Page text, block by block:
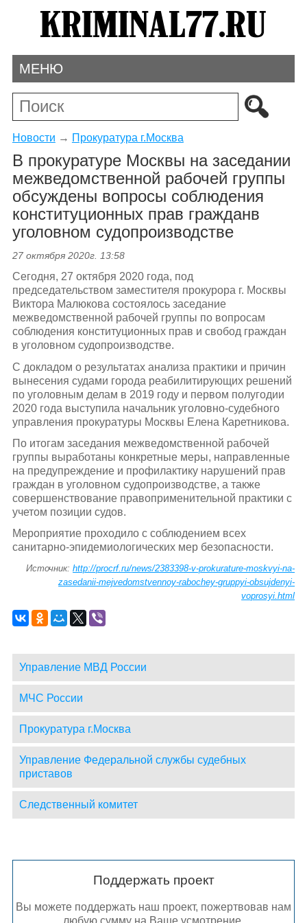
МЕНЮ
Новости → Прокуратура г.Москва
В прокуратуре Москвы на заседании
межведомственной рабочей группы
обсуждены вопросы соблюдения
конституционных прав гражданв
уголовном судопроизводстве
27 октября 2020г. 13:58
Сегодня, 27 октября 2020 года, под
председательством заместителя прокурора г. Москвы
Виктора Малюкова состоялось заседание
межведомственной рабочей группы по вопросам
соблюдения конституционных прав и свобод граждан
в уголовном судопроизводстве.
С докладом о результатах анализа практики и причин
вынесения судами города реабилитирующих решений
по уголовным делам в 2019 году и первом полугодии
2020 года выступила начальник уголовно-судебного
управления прокуратуры Москвы Елена Каретникова.
По итогам заседания межведомственной рабочей
группы выработаны конкретные меры, направленные
на предупреждение и профилактику нарушений прав
граждан в уголовном судопроизводстве, а также
совершенствование правоприменительной практики с
учетом позиции судов.
Мероприятие проходило с соблюдением всех
санитарно-эпидемиологических мер безопасности.
Источник:http://procrf.ru/news/2383398-v-prokurature-moskvyi-na-
zasedanii-mejvedomstvennoy-rabochey-gruppyi-obsujdenyi-
voprosyi.html
Управление МВД России
МЧС России
Прокуратура г.Москва
Управление Федеральной службы судебных
приставов
Следственный комитет
Поддержать проект
Вы можете поддержать наш проект, пожертвовав нам
любую сумму на Ваше усмотрение.